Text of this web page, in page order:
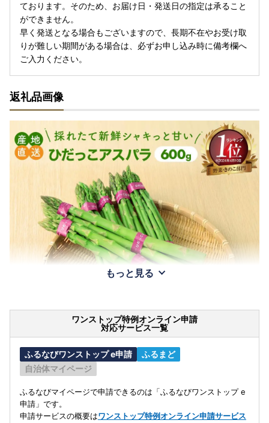
ております。そのため、お届け日・発送日の指定は承ること
ができません。
早く発送となる場合もございますので、長期不在やお受け取
りが難しい期間がある場合は、必ずお申し込み時に備考欄へ
ご入力ください。
返礼品画像
もっと見る
ワンストップ特例オンライン申請
対応サービス一覧
ふるなびワンストップ e申請
ふるまど
自治体マイページ
ふるなびマイページで申請できるのは「ふるなびワンストップ e
申請」です。
申請サービスの概要はワンストップ特例オンライン申請サービス